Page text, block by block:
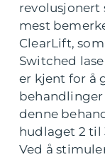
revolusjonert
mest
ClearLift,
Switched
er kjent for å
denne
hudlaget 2 til
Ved å